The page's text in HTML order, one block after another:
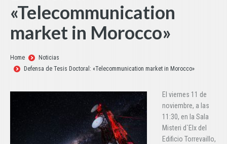
«Telecommunication
market in Morocco»
Estás aquí:
Home
Noticias
Defensa de Tesis Doctoral: «Telecommunication market in Morocco»
El viernes 11 de
noviembre, a las
11:30, en la Sala
Misteri d`Elx del
Edificio Torrevaillo,